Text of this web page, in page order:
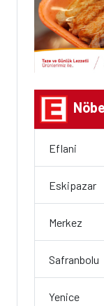
Eflani
Eskipazar
Merkez
Safranbolu
Yenice